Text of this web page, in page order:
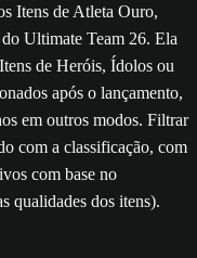
Itens de Atleta Ouro,
Ultimate Team 26. Ela
de Heróis, Ídolos ou
após o lançamento,
em outros modos. Filtrar
com a classificação, com
com base no
qualidades dos itens).